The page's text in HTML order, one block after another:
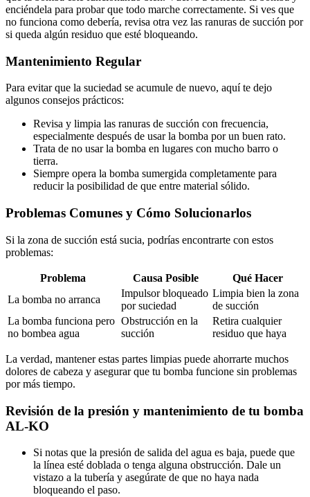
enciéndela para probar que todo marche correctamente. Si ves que
no funciona como debería, revisa otra vez las ranuras de succión por
si queda algún residuo que esté bloqueando.
Mantenimiento Regular
Para evitar que la suciedad se acumule de nuevo, aquí te dejo
algunos consejos prácticos:
Revisa y limpia las ranuras de succión con frecuencia,
especialmente después de usar la bomba por un buen rato.
Trata de no usar la bomba en lugares con mucho barro o
tierra.
Siempre opera la bomba sumergida completamente para
reducir la posibilidad de que entre material sólido.
Problemas Comunes y Cómo Solucionarlos
Si la zona de succión está sucia, podrías encontrarte con estos
problemas:
Problema Causa Posible
Qué Hacer
La bomba no arranca
Impulsor bloqueado
por suciedad
Limpia bien la zona
de succión
La bomba funciona pero
no bombea agua
Obstrucción en la
succión
Retira cualquier
residuo que haya
La verdad, mantener estas partes limpias puede ahorrarte muchos
dolores de cabeza y asegurar que tu bomba funcione sin problemas
por más tiempo.
Revisión de la presión y mantenimiento de tu bomba
AL-KO
Si notas que la presión de salida del agua es baja, puede que
la línea esté doblada o tenga alguna obstrucción. Dale un
vistazo a la tubería y asegúrate de que no haya nada
bloqueando el paso.